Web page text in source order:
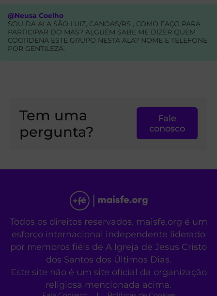
@Neusa Coelho
SOU DA ALA SÃO LUIZ, CANOAS/RS , COMO FAÇO PARA
PARTICIPAR DO MAS? ALGUÉM SABE ME DIZER QUEM
COORDENA ESTE GRUPO NESTA ALA? NOME E TELEFONE
POR GENTILEZA.
Tem uma
pergunta?
Fale
conosco
Todos os direitos reservados. maisfe.org é um
esforço internacional independente liderado
por membros fiéis de A Igreja de Jesus Cristo
dos Santos dos Últimos Dias.
Este site não é um site oficial da organização
religiosa mencionada acima.